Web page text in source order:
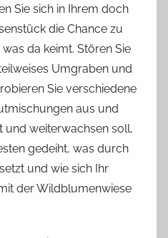
Sie sich in Ihrem doch
die Chance zu
da keimt. Stören Sie
Umgraben und
Sie verschiedene
aus und
und weiterwachsen soll,
gedeiht, was durch
und wie sich Ihr
der Wildblumenwiese